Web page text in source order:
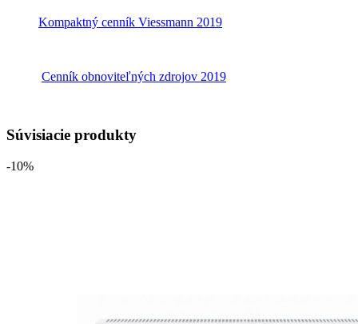
Kompaktný cenník Viessmann 2019
Cenník obnoviteľných zdrojov 2019
Súvisiacie produkty
-10%